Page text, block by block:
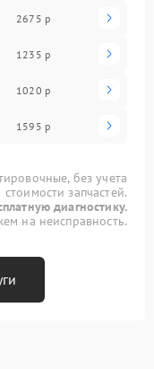
2675 р
1235 р
1020 р
1595 р
без учета
стоимости запчастей.
диагностику.
на неисправность.